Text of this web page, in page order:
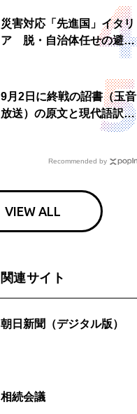
災害対応「先進国」イタリ
ア 脱・自治体任せの避難
所運営、被災者への温かい
9月2日に終戦の詔書（玉音
放送）の原文と現代語訳を
読む もう一つの「終戦の
Recommended by
VIEW ALL
関連サイト
朝日新聞（デジタル版）
相続会議